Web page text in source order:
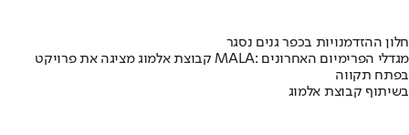
חלון ההזדמנויות בכפר גנים נסגר
קבוצת אלמוג מציגה את פרויקט MALA: מגדלי הפרימיום האחרונים
בפתח תקווה
בשיתוף קבוצת אלמוג